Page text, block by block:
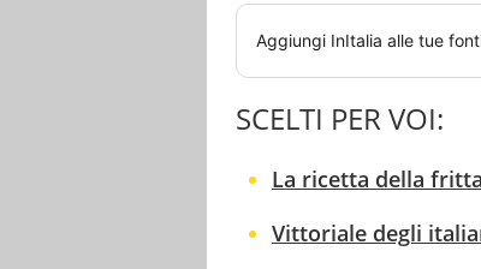
Aggiungi InItalia alle tue
SCELTI PER VOI:
La ricetta della
Vittoriale degli